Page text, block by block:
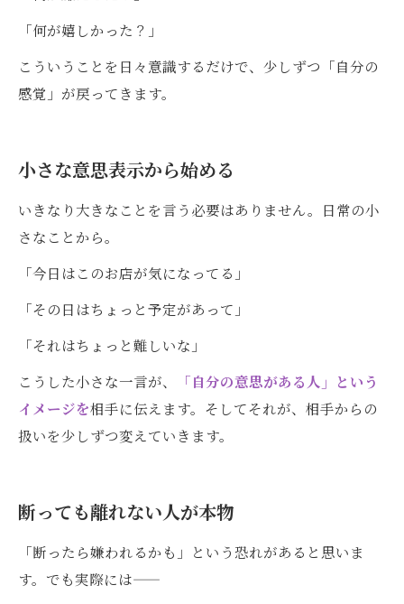
「何が嬉しかった？」
こういうことを日々意識するだけで、少しずつ「自分の
感覚」が戻ってきます。
小さな意思表示から始める
いきなり大きなことを言う必要はありません。日常の小
さなことから。
「今日はこのお店が気になってる」
「その日はちょっと予定があって」
「それはちょっと難しいな」
こうした小さな一言が、
「自分の意思がある人」という
イメージを相手に伝えます。そしてそれが、相手からの
扱いを少しずつ変えていきます。
断っても離れない人が本物
「断ったら嫌われるかも」という恐れがあると思いま
す。でも実際には——